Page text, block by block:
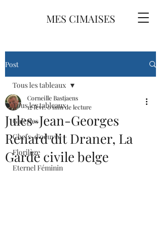
MES CIMAISES
Post
Tous les tableaux
Galeries
Chefs-d'oeuvre
Florilège
Eternel Féminin
Tous les tableaux
Jules-Jean-Georges
Renard dit Draner, La
Garde civile belge
Corneille Bastjaens
12 févr. 0 min de lecture